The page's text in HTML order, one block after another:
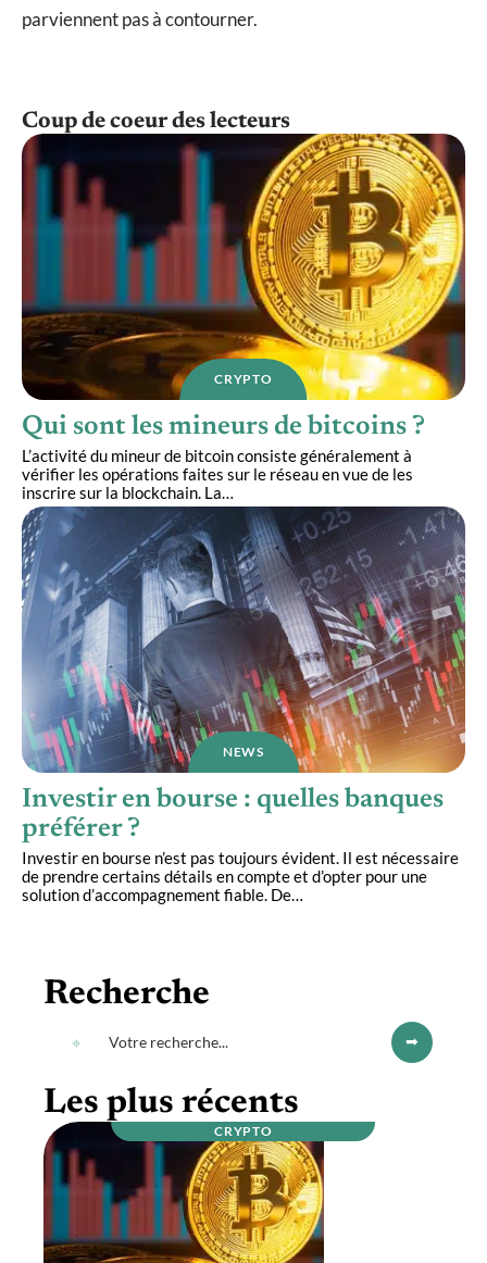
parviennent pas à contourner.
Coup de coeur des lecteurs
CRYPTO
Qui sont les mineurs de bitcoins ?
L’activité du mineur de bitcoin consiste généralement à
vérifier les opérations faites sur le réseau en vue de les
inscrire sur la blockchain. La…
NEWS
Investir en bourse : quelles banques
préférer ?
Investir en bourse n’est pas toujours évident. Il est nécessaire
de prendre certains détails en compte et d’opter pour une
solution d’accompagnement fiable. De
Recherche
Les plus récents
CRYPTO